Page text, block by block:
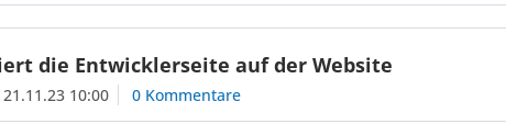
die Entwicklerseite auf der Website
21.11.23 10:00 0 Kommentare